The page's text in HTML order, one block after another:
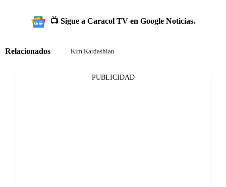
📺 Sigue a Caracol TV en Google Noticias.
Relacionados Kim Kardashian
PUBLICIDAD